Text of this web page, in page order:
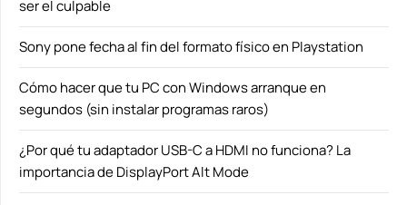
ser el culpable
Sony pone fecha al fin del formato físico en Playstation
Cómo hacer que tu PC con Windows arranque en
segundos (sin instalar programas raros)
¿Por qué tu adaptador USB-C a HDMI no funciona? La
importancia de DisplayPort Alt Mode